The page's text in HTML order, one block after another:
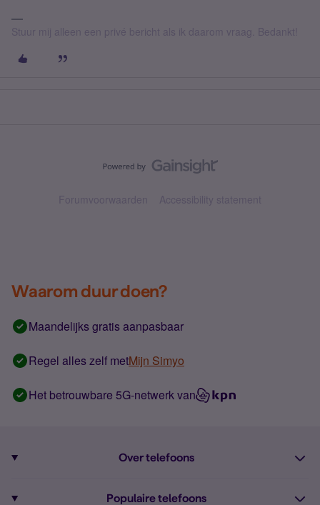
Stuur mij alleen een privé bericht als ik daarom vraag. Bedankt!
Forumvoorwaarden Accessibility statement
Waarom duur doen?
Maandelijks gratis aanpasbaar
Regel alles zelf metMijn Simyo
Het betrouwbare 5G-netwerk van
Over telefoons
Populaire telefoons